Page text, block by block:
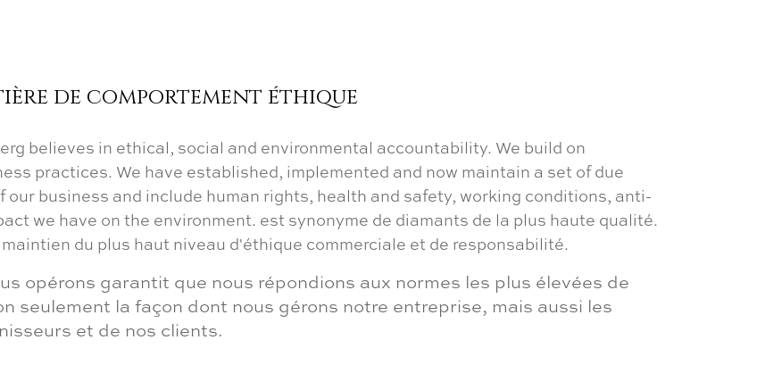
aux questions
Ashoka®
de comportement éthique
believes in ethical, social and environmental accountability. We build on
practices. We have established, implemented and now maintain a set of due
our business and include human rights, health and safety, working conditions, anti-
we have on the environment. est synonyme de diamants de la plus haute qualité.
du plus haut niveau d'éthique commerciale et de responsabilité.
opérons garantit que nous répondions aux normes les plus élevées de
seulement la façon dont nous gérons notre entreprise, mais aussi les
et de nos clients.